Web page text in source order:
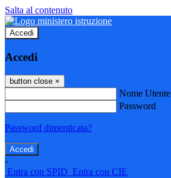
Salta al contenuto
Accedi
Accedi
button close ×
Nome Utente
Password
Password dimenticata?
-
Entra con SPID Entra con CIE